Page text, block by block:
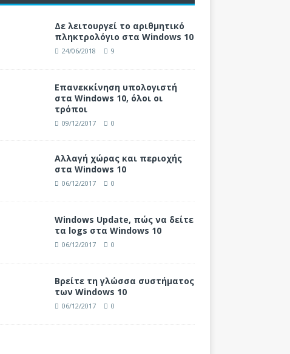
Δε λειτουργεί το αριθμητικό
πληκτρολόγιο στα Windows 10
24/06/2018 9
Επανεκκίνηση υπολογιστή
στα Windows 10, όλοι οι
τρόποι
09/12/2017 0
Αλλαγή χώρας και περιοχής
στα Windows 10
06/12/2017 0
Windows Update, πώς να δείτε
τα logs στα Windows 10
06/12/2017 0
Βρείτε τη γλώσσα συστήματος
των Windows 10
06/12/2017 0